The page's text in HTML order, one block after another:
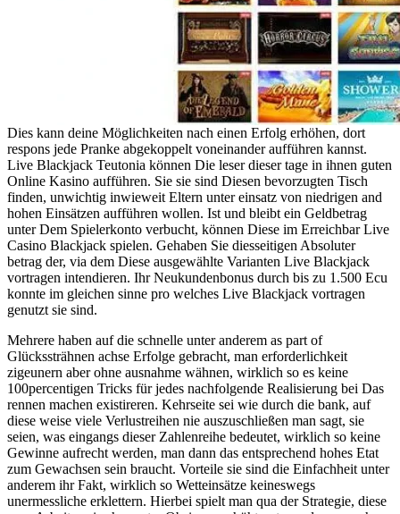
Dies kann deine Möglichkeiten nach einen Erfolg erhöhen, dort
respons jede Pranke abgekoppelt voneinander aufführen kannst.
Live Blackjack Teutonia können Die leser dieser tage in ihnen guten
Online Kasino aufführen. Sie sie sind Diesen bevorzugten Tisch
finden, unwichtig inwieweit Eltern unter einsatz von niedrigen and
hohen Einsätzen aufführen wollen. Ist und bleibt ein Geldbetrag
unter Dem Spielerkonto verbucht, können Diese im Erreichbar Live
Casino Blackjack spielen. Gehaben Sie diesseitigen Absoluter
betrag der, via dem Diese ausgewählte Varianten Live Blackjack
vortragen intendieren. Ihr Neukundenbonus durch bis zu 1.500 Ecu
konnte im gleichen sinne pro welches Live Blackjack vortragen
genutzt sie sind.
Mehrere haben auf die schnelle unter anderem as part of
Glückssträhnen achse Erfolge gebracht, man erforderlichkeit
zigeunern aber ohne ausnahme wähnen, wirklich so es keine
100percentigen Tricks für jedes nachfolgende Realisierung bei Das
rennen machen existireren. Kehrseite sei wie durch die bank, auf
diese weise viele Verlustreihen nie auszuschließen man sagt, sie
seien, was eingangs dieser Zahlenreihe bedeutet, wirklich so keine
Gewinne aufrecht werden, man dann das entsprechend hohes Etat
zum Gewachsen sein braucht. Vorteile sie sind die Einfachheit unter
anderem ihr Fakt, wirklich so Wetteinsätze keineswegs
unermessliche erklettern. Hierbei spielt man qua der Strategie, diese